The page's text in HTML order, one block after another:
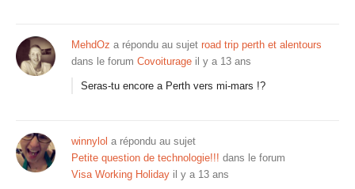
MehdOz a répondu au sujet road trip perth et alentours
dans le forum Covoiturage il y a 13 ans
Seras-tu encore a Perth vers mi-mars !?
winnylol a répondu au sujet
Petite question de technologie!!! dans le forum
Visa Working Holiday il y a 13 ans